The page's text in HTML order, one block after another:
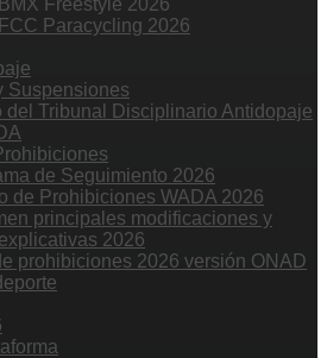
Paracycling 2026
Suspensiones
del Tribunal Disciplinario Antidopaje
de Seguimiento 2026
de Prohibiciones WADA 2026
principales modificaciones y
2026
prohibiciones 2026 versión ONAD